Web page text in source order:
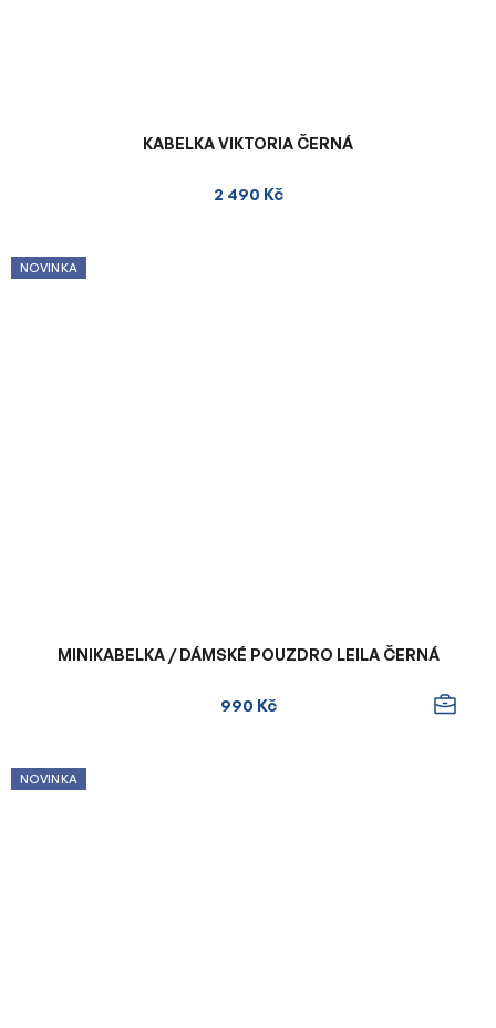
KABELKA VIKTORIA ČERNÁ
2 490 Kč
NOVINKA
MINIKABELKA / DÁMSKÉ POUZDRO LEILA ČERNÁ
990 Kč
NOVINKA